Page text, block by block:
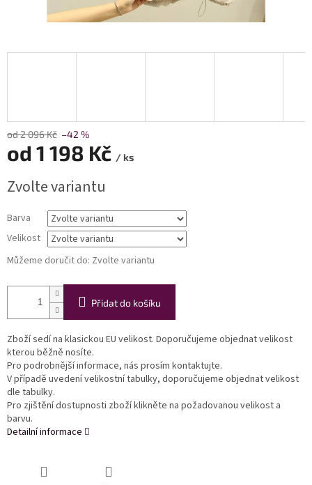
od 2 096 Kč –42 %
od 1 198 Kč / ks
cena:
Zvolte variantu
Barva
Velikost
Můžeme doručit do: Zvolte variantu
Přidat do košíku
Zboží sedí na klasickou EU velikost. Doporučujeme objednat velikost
kterou běžně nosíte.
Pro podrobnější informace, nás prosím kontaktujte.
V případě uvedení velikostní tabulky, doporučujeme objednat velikost
dle tabulky.
Pro zjištění dostupnosti zboží klikněte na požadovanou velikost a
barvu.
Detailní informace